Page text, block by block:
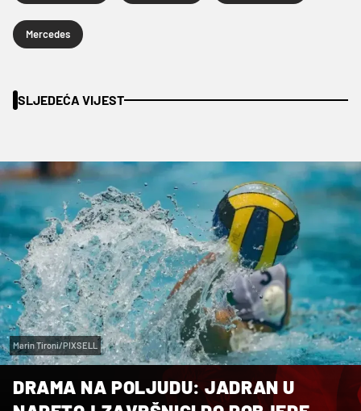
Mercedes
SLJEDEĆA VIJEST
Marin Tironi/PIXSELL
DRAMA NA POLJUDU: JADRAN U